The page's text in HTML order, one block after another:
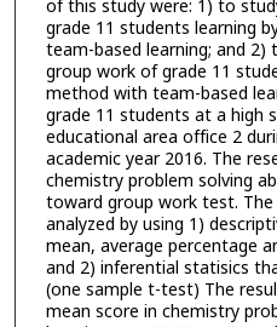
of this study were: 1) to
grade 11 students learning
team-based learning; and
group work of grade 11
method with team-based
grade 11 students at a high
educational area office 2
academic year 2016. The
chemistry problem solving
toward group work test.
analyzed by using 1)
mean, average percentage
and 2) inferential statisics
(one sample t-test) The
mean score in chemistry